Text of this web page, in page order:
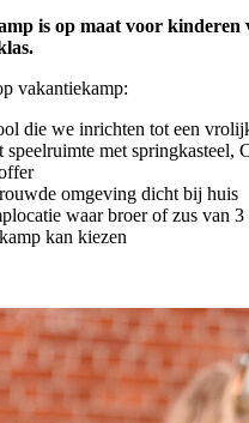
is op maat voor kinderen
vakantiekamp:
die we inrichten tot een
speelruimte met springkasteel,
omgeving dicht bij huis
waar broer of zus van
kan kiezen